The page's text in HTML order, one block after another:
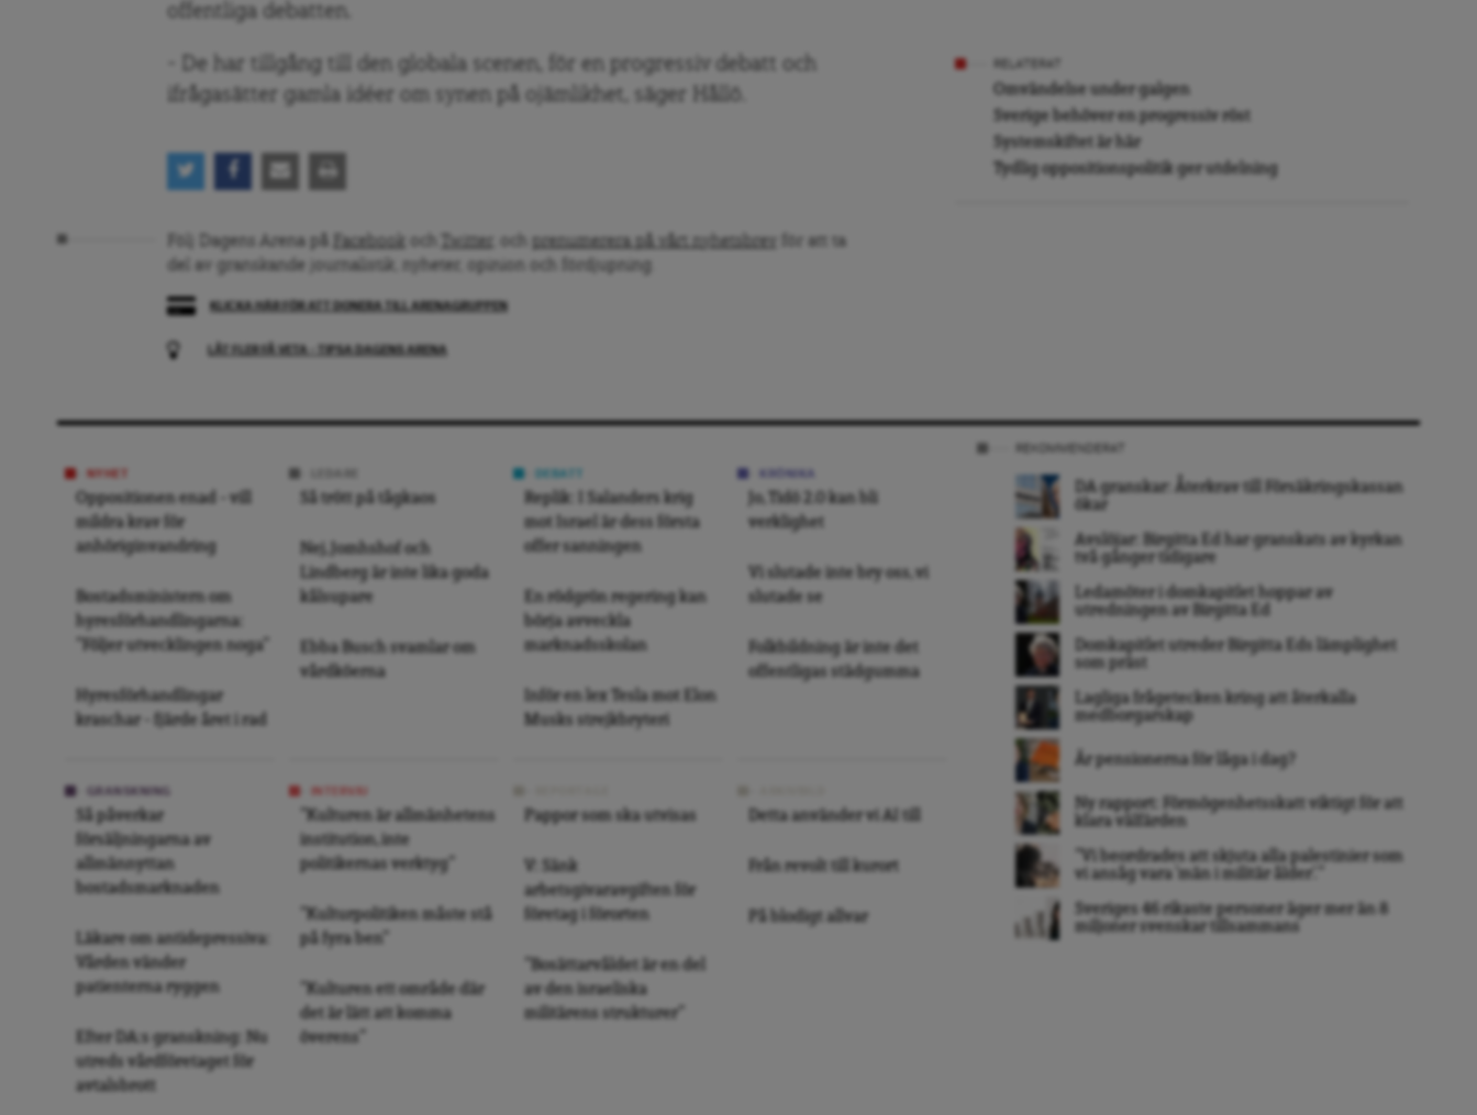
offentliga debatten.
– De har tillgång till den globala scenen, för en progressiv debatt och
ifrågasätter gamla idéer om synen på ojämlikhet, säger Hållö.
Följ Dagens Arena på Facebook Twitter prenumerera på vårt nyhetsbrev
för att ta
del av granskande journalistik, nyheter, opinion och fördjupning.
LÅT FLER FÅ VETA – TIPSA DAGENS ARENA
Omvändelse under galgen
Sverige behöver en progressiv röst
Systemskiftet är här
Tydlig oppositionspolitik ger utdelning
NYHET
Oppositionen enad – vill
mildra krav för
anhöriginvandring
Bostadsministern om
hyresförhandlingarna:
”Följer utvecklingen noga”
Hyresförhandlingar
kraschar – fjärde året i rad
Så trött på tågkaos
Nej, Jomhshof och
Lindberg är inte lika goda
kålsupare
Ebba Busch svamlar om
vårdköerna
Replik: I Salanders krig
mot Israel är dess första
offer sanningen
En rödgrön regering kan
börja avveckla
marknadsskolan
Inför en lex Tesla mot Elon
Musks strejkbryteri
Jo, Tidö 2.0 kan bli
verklighet
Vi slutade inte bry oss, vi
slutade se
Folkbildning är inte det
offentligas städgumma
Så påverkar
försäljningarna av
allmännyttan
bostadsmarknaden
Läkare om antidepressiva:
Vården vänder
patienterna ryggen
Efter DA:s granskning: Nu
utreds vårdföretaget för
avtalsbrott
”Kulturen är allmänhetens
institution, inte
politikernas verktyg”
”Kulturpolitiken måste stå
på fyra ben”
”Kulturen ett område där
det är lätt att komma
överens”
Pappor som ska utvisas
V: Sänk
arbetsgivaravgiften för
företag i förorten
”Bosättarvåldet är en del
av den israeliska
militärens strukturer”
Detta använder vi AI till
Från revolt till kurort
På blodigt allvar
DA granskar: Återkrav till Försäkringskassan
ökar
Avslöjar: Birgitta Ed har granskats av kyrkan
två gånger tidigare
Ledamöter i domkapitlet hoppar av
utredningen av Birgitta Ed
Domkapitlet utreder Birgitta Eds lämplighet
som präst
Lagliga frågetecken kring att återkalla
medborgarskap
Är pensionerna för låga i dag?
Ny rapport: Förmögenhetsskatt viktigt för att
klara välfärden
”Vi beordrades att skjuta alla palestinier som
vi ansåg vara ’män i militär ålder’. ”
Sveriges 46 rikaste personer äger mer än 8
miljoner svenskar tillsammans